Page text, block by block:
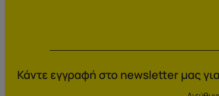
Κάντε εγγραφή στο newsletter μας